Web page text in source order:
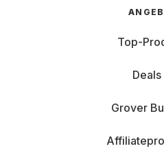
Top-
Deals
Grover